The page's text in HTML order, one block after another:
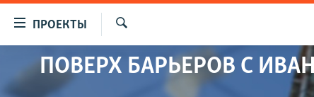
упрощенного
доступа
ПРОЕКТЫ
ПРОГРАММЫ
ПОДКАСТЫ
ПОВЕРХ БАРЬЕРОВ С